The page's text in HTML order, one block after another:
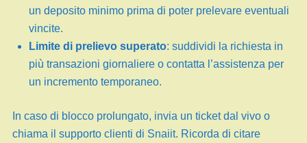
un deposito minimo prima di poter prelevare eventuali
vincite.
Limite di prelievo superato: suddividi la richiesta in
più transazioni giornaliere o contatta l’assistenza per
un incremento temporaneo.
In caso di blocco prolungato, invia un ticket dal vivo o
chiama il supporto clienti di Snaiit. Ricorda di citare